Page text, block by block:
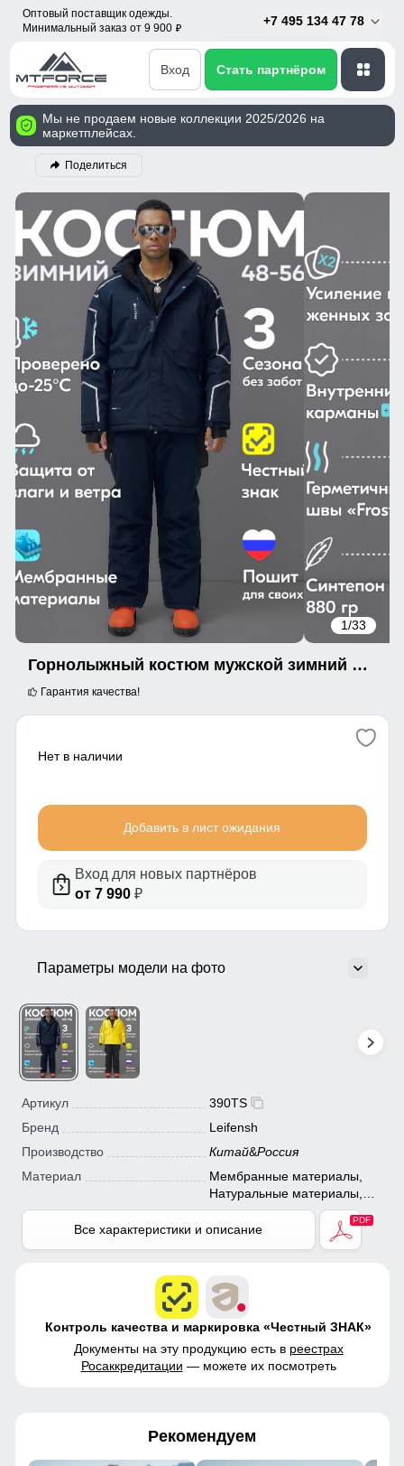
Оптовый поставщик одежды.
Минимальный заказ от 9 900 p
+7 495 134 47 78
Вход Стать партнёром
Мы не продаем новые коллекции 2025/2026 на
маркетплейсах.
Поделиться
1/33
Горнолыжный костюм мужской зимний темно-синего цвета 390TS
Гарантия качества!
Нет в наличии
Добавить в лист ожидания
Вход для новых партнёров
от 7 990₽
Параметры модели на фото
Артикул
390TS
Бренд
Leifensh
Производство
Китай&Россия
Материал
Мембранные материалы,
Натуральные материалы,
Полиэстер, Плащевка,
Тефлон, Болонь,
Экологичные материалы
Все характеристики и описание
Контроль качества и маркировка «Честный ЗНАК»
Документы на эту продукцию есть в реестрах
Росаккредитации — можете их посмотреть
Рекомендуем